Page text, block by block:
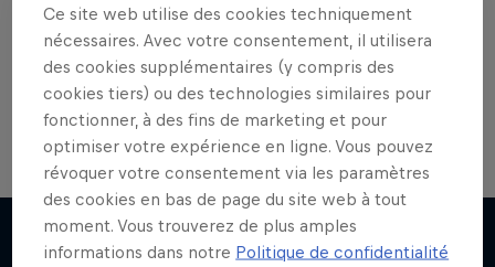
Long Beach, United States
Voir le replay
Ce site web utilise des cookies techniquement
nécessaires. Avec votre consentement, il utilisera
des cookies supplémentaires (y compris des
cookies tiers) ou des technologies similaires pour
fonctionner, à des fins de marketing et pour
optimiser votre expérience en ligne. Vous pouvez
révoquer votre consentement via les paramètres
des cookies en bas de page du site web à tout
moment. Vous trouverez de plus amples
informations dans notre Politique de confidentialité